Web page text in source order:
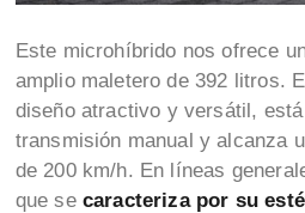
Este microhíbrido nos ofrece
amplio maletero de 392 litros.
diseño atractivo y versátil,
transmisión manual y alcanza
de 200 km/h. En líneas
que se caracteriza por su